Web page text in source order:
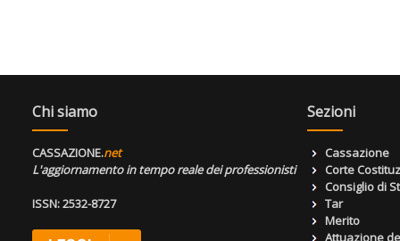
Chi siamo
CASSAZIONE.net
L'aggiornamento in tempo reale dei professionisti
ISSN: 2532-8727
Sezioni
Cassazione
Corte
Consiglio di
Tar
Merito
Attuazione